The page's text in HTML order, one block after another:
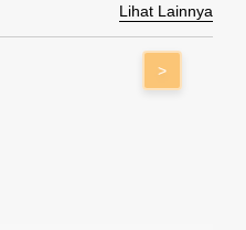
Lihat Lainnya
>